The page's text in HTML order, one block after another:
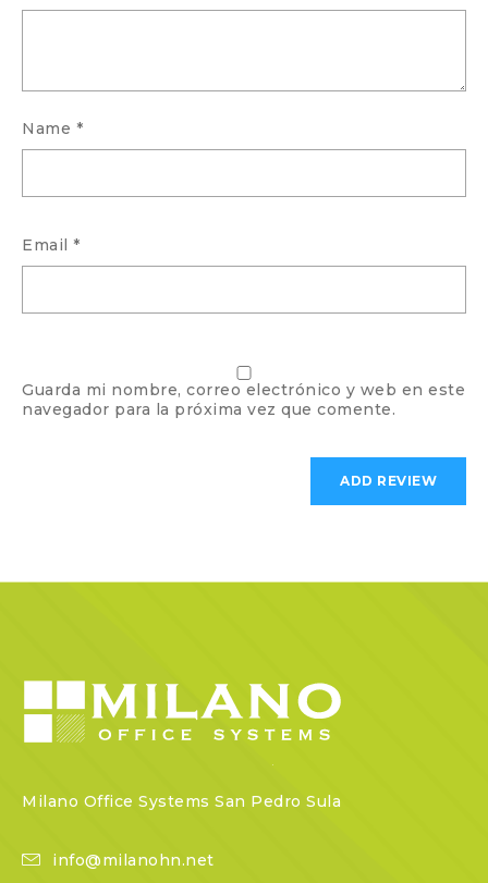
Name *
Email *
Guarda mi nombre, correo electrónico y web en este
navegador para la próxima vez que comente.
Milano Office Systems San Pedro Sula
info@milanohn.net